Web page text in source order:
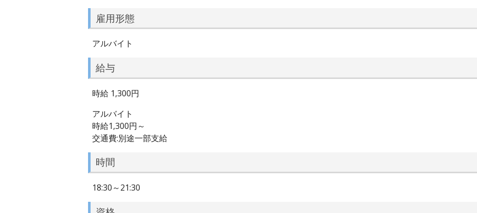
雇用形態
アルバイト
給与
時給 1,300円
アルバイト
時給1,300円～
交通費:別途一部支給
時間
18:30～21:30